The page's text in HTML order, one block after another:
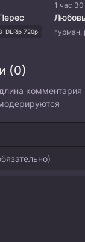
DLRip 720p
1 час
(0)
комментария